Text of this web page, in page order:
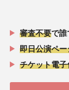
審査不要で誰
即日公演ペー
チケット電